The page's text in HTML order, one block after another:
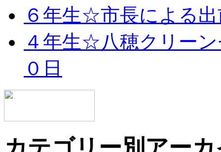
６年生☆市長による
４年生☆八穂クリー
０日